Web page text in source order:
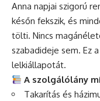
Anna napjai szigorú
későn fekszik, és
tölti. Nincs
szabadideje sem. Ez
lelkiállapotát.
A szolgálólány
Takarítás és